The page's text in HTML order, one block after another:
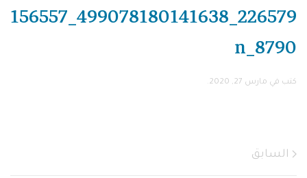
226579_499078180141638_156557
8790_n
كتب في مارس 27, 2020 .
السابق